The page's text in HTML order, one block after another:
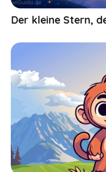
Der kleine Stern,